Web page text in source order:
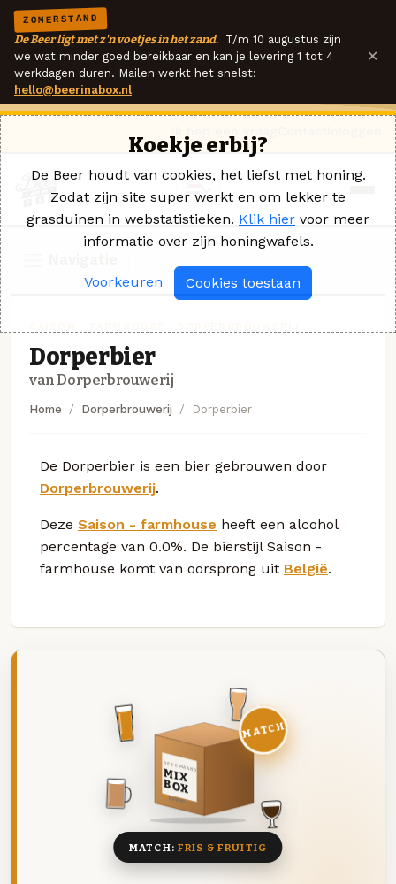
ZOMERSTAND
De Beer ligt met z'n voetjes in het zand. T/m 10 augustus zijn
we wat minder goed bereikbaar en kan je levering 1 tot 4
werkdagen duren. Mailen werkt het snelst:
hello@beerinabox.nl
×
Dorperbier
van Dorperbrouwerij
Home Dorperbrouwerij Dorperbier
De Dorperbier is een bier gebrouwen door
Dorperbrouwerij.
Deze Saison - farmhouse heeft een alcohol
percentage van 0.0%. De bierstijl Saison -
farmhouse komt van oorsprong uit België.
DEZE MAAND
MIX
BOX
8 BIEREN
MATCH
MATCH: FRIS & FRUITIG
Koekje erbij?
De Beer houdt van cookies, het liefst met honing.
Zodat zijn site super werkt en om lekker te
grasduinen in webstatistieken. Klik hier voor meer
informatie over zijn honingwafels.
Voorkeuren Cookies toestaan